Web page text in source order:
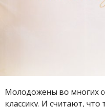
Молодожены во многих
классику. И считают, что